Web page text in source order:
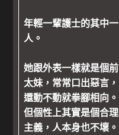
年輕一輩護士的其中一
人。
她跟外表一樣就是個前
太妹，常常口出惡言，
還動不動就拳腳相向。
但個性上其實是個合理
主義，人本身也不壞。